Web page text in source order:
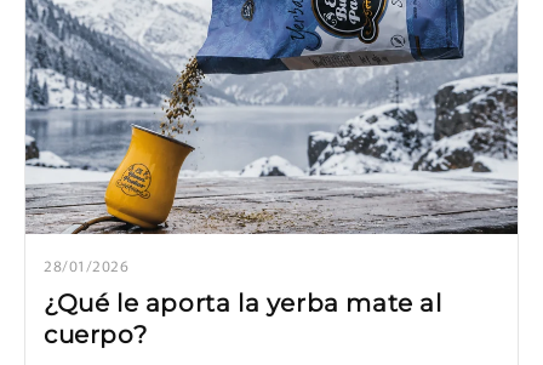
28/01/2026
¿Qué le aporta la yerba mate al
cuerpo?